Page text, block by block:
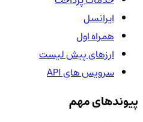
ایرانسل
همراه اول
ارزهای پیش لیست
سرویس های API
پیوندهای مهم